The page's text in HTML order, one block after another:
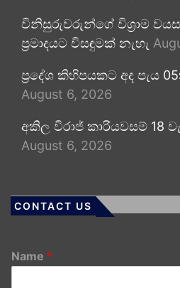
විනිසුරුවරුන්ගේ විශ්‍රාම
ප්‍රමාදයට විසඳුමක් නැහැ
ප්‍රදේශ කිහිපයකට අද පැය
August 6, 2026
අකිල විරාජ් කාරියවසම් 18
August 6, 2026
CONTACT US
Name *